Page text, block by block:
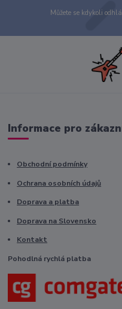
Můžete se kdykoli
Informace pro
Obchodní podmínky
Ochrana osobních údajů
Doprava a platba
Doprava na Slovensko
Kontakt
Pohodlná rychlá platba